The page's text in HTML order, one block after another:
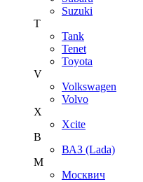
Suzuki
T
Tank
Tenet
Toyota
V
Volkswagen
Volvo
X
Xcite
В
ВАЗ (Lada)
М
Москвич